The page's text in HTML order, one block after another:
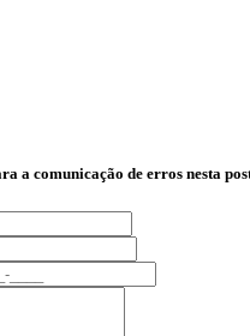
a comunicação de erros nesta